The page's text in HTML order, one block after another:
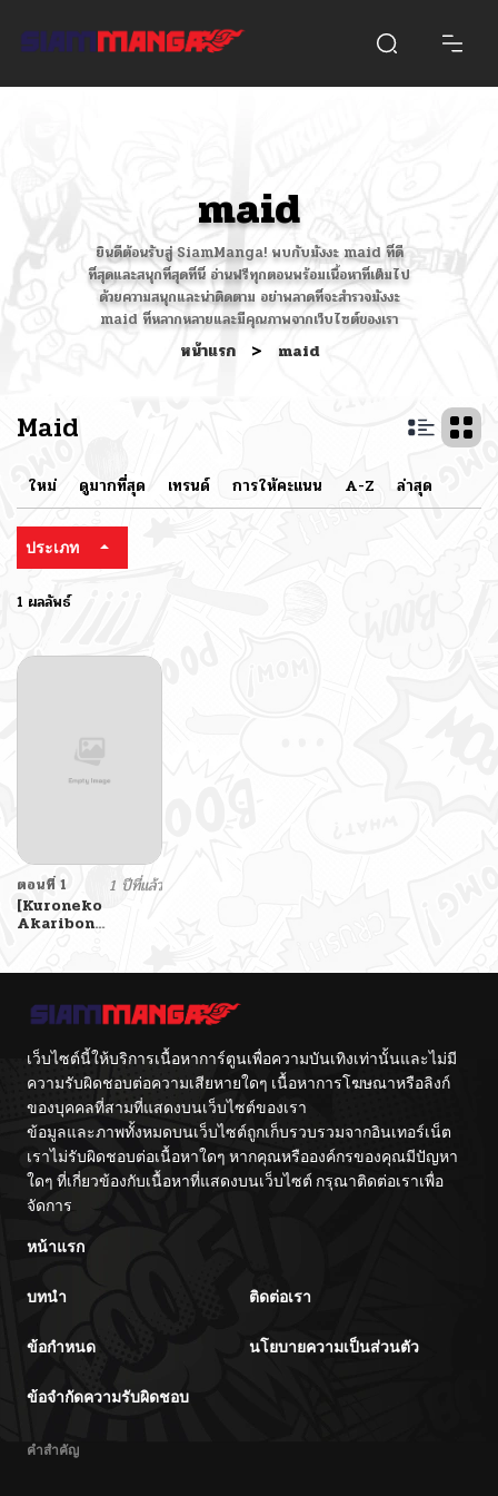
maid
ยินดีต้อนรับสู่ SiamManga! พบกับมังงะ maid ที่ดี
ที่สุดและสนุกที่สุดที่นี่ อ่านฟรีทุกตอนพร้อมเนื้อหาที่เต็มไป
ด้วยความสนุกและน่าติดตาม อย่าพลาดที่จะสำรวจมังงะ
maid ที่หลากหลายและมีคุณภาพจากเว็บไซต์ของเรา
หน้าแรก > maid
Maid
ใหม่ ดูมากที่สุด เทรนด์ การให้คะแนน A-Z ล่าสุด
ประเภท
1 ผลลัพธ์
ตอนที่ 1
1 ปีที่แล้ว
[Kuroneko
Akaribon
2 -sloth- Taida
เว็บไซต์นี้ให้บริการเนื้อหาการ์ตูนเพื่อความบันเทิงเท่านั้นและไม่มี
ความรับผิดชอบต่อความเสียหายใดๆ เนื้อหาการโฆษณาหรือลิงก์
ของบุคคลที่สามที่แสดงบนเว็บไซต์ของเรา
ข้อมูลและภาพทั้งหมดบนเว็บไซต์ถูกเก็บรวบรวมจากอินเทอร์เน็ต
เราไม่รับผิดชอบต่อเนื้อหาใดๆ หากคุณหรือองค์กรของคุณมีปัญหา
ใดๆ ที่เกี่ยวข้องกับเนื้อหาที่แสดงบนเว็บไซต์ กรุณาติดต่อเราเพื่อ
จัดการ
หน้าแรก
บทนำ ติดต่อเรา
ข้อกำหนด นโยบายความเป็นส่วนตัว
ข้อจำกัดความรับผิดชอบ
คำสำคัญ